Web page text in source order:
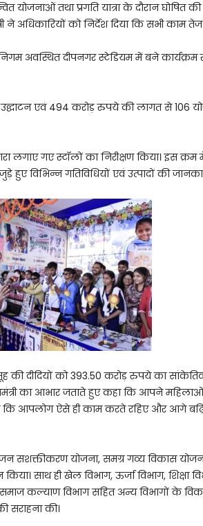
योजनाओं तथा प्रगति यात्रा के दौरान घोषित
ने अधिकारियों को निर्देश दिया कि सभी काम
अवस्थित दीपनगर स्टेडियम में बने
एवं 494 करोड़ रुपये की लागत से 106
लगाए गए स्टॉलों का निरीक्षण किया। इस क्रम
जुड़े हुए विभिन्न गतिविधियों एवं उत्पादों की
की दीदियों को 393.50 करोड़ रुपये का
का आभार जताते हुए कहा कि आपने
कि आपलोग ऐसे ही काम करते रहिए और आगे
सशक्तीकरण योजना, समग्र गव्य विकास
साथ ही खेल विभाग, ऊर्जा विभाग, शिक्षा
समाज कल्याण विभाग सहित अन्य विभागों के
सराहना की।